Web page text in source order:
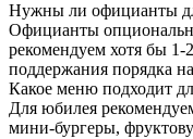
Нужны ли официанты
Официанты
рекомендуем хотя бы 1-
поддержания порядка
Какое меню подходит
Для юбилея
мини-бургеры,